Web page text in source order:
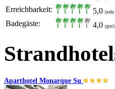
Erreichbarkeit: 5,0
Badegäste: 4,0 (gut)
Aparthotel Monarque Su